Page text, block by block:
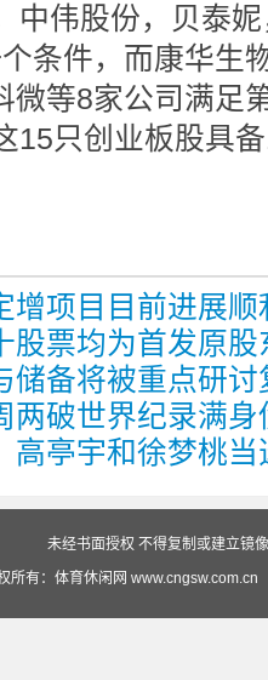
中伟股份，贝泰
条件，而康华生
微等8家公司满足
15只创业板股具
增项目目前进展
股票均为首发原
储备将被重点研
两破世界纪录满身
高亭宇和徐梦桃当
未经书面授权 不得复制或建立镜
所有：体育休闲网